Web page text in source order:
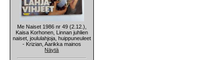
Me Naiset 1986 nr 49 (2.12.),
Kaisa Korhonen, Linnan juhlien
naiset, joululahjoja, huippuneuleet
- Krizian, Aarikka mainos
Näytä